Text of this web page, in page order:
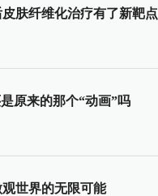
肤纤维化治疗有了新靶点
原来的那个“动画”吗
世界的无限可能